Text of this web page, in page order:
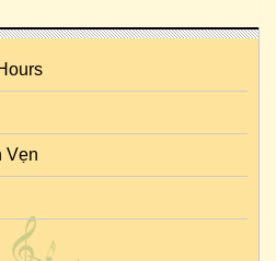
Vẹn